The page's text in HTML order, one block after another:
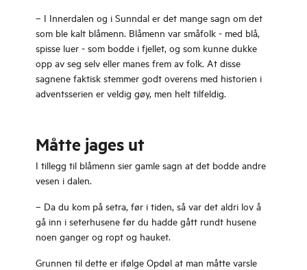
– I Innerdalen og i Sunndal er det mange sagn om det
som ble kalt blåmenn. Blåmenn var småfolk - med blå,
spisse luer - som bodde i fjellet, og som kunne dukke
opp av seg selv eller manes frem av folk. At disse
sagnene faktisk stemmer godt overens med historien i
adventsserien er veldig gøy, men helt tilfeldig.
Måtte jages ut
I tillegg til blåmenn sier gamle sagn at det bodde andre
vesen i dalen.
– Da du kom på setra, før i tiden, så var det aldri lov å
gå inn i seterhusene før du hadde gått rundt husene
noen ganger og ropt og hauket.
Grunnen til dette er ifølge Opdøl at man måtte varsle